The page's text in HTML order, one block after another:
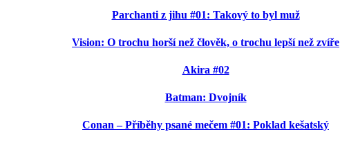
Parchanti z jihu #01: Takový to byl muž
Vision: O trochu horší než člověk, o trochu lepší než zvíře
Akira #02
Batman: Dvojník
Conan – Příběhy psané mečem #01: Poklad kešatský